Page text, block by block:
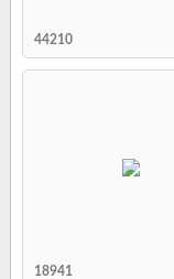
44210
18941